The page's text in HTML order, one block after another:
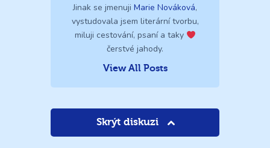
Jinak se jmenuji Marie Nováková,
vystudovala jsem literární tvorbu,
miluji cestování, psaní a taky
čerstvé jahody.
View All Posts
Skrýt diskuzi